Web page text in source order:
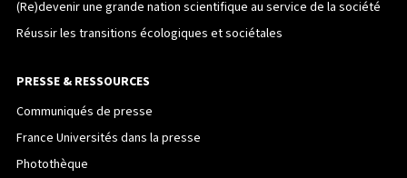
(Re)devenir une grande nation scientifique au service de la société
Réussir les transitions écologiques et sociétales
PRESSE & RESSOURCES
Communiqués de presse
France Universités dans la presse
Photothèque